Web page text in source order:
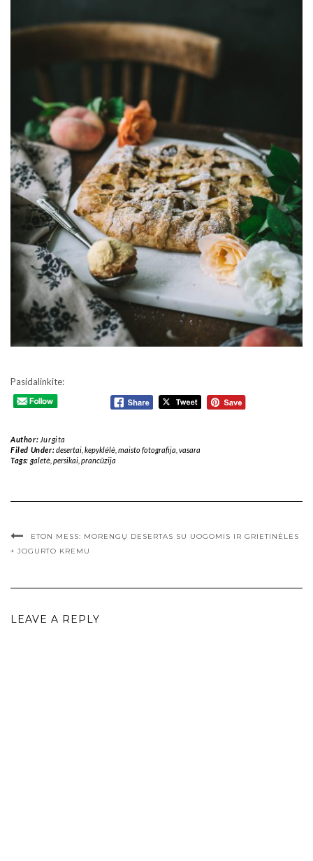
Pasidalinkite:
Author: Jurgita
Filed Under:desertai, kepyklėlė, maisto fotografija vasara
Tags: galetė, persikai, prancūzija
ETON MESS: MORENGŲ DESERTAS SU UOGOMIS IR GRIETINĖLĖS
+ JOGURTO KREMU
LEAVE A REPLY